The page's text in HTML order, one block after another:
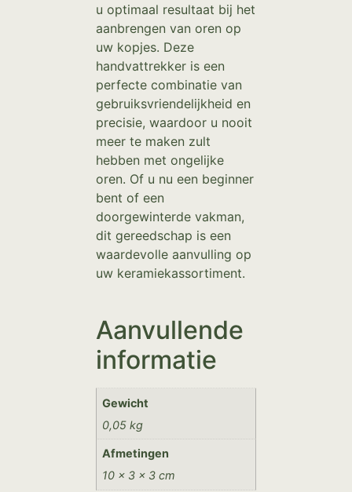
u optimaal resultaat bij het
aanbrengen van oren op
uw kopjes. Deze
handvattrekker is een
perfecte combinatie van
gebruiksvriendelijkheid en
precisie, waardoor u nooit
meer te maken zult
hebben met ongelijke
oren. Of u nu een beginner
bent of een
doorgewinterde vakman,
dit gereedschap is een
waardevolle aanvulling op
uw keramiekassortiment.
Aanvullende
informatie
Gewicht
0,05 kg
Afmetingen
10 × 3 × 3 cm